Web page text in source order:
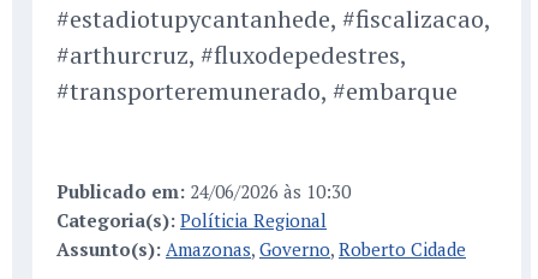
#estadiotupycantanhede, #fiscalizacao,
#arthurcruz, #fluxodepedestres,
#transporteremunerado, #embarque
Publicado em: 24/06/2026 às 10:30
Categoria(s): Políticia Regional
Assunto(s): Amazonas, Governo, Roberto Cidade